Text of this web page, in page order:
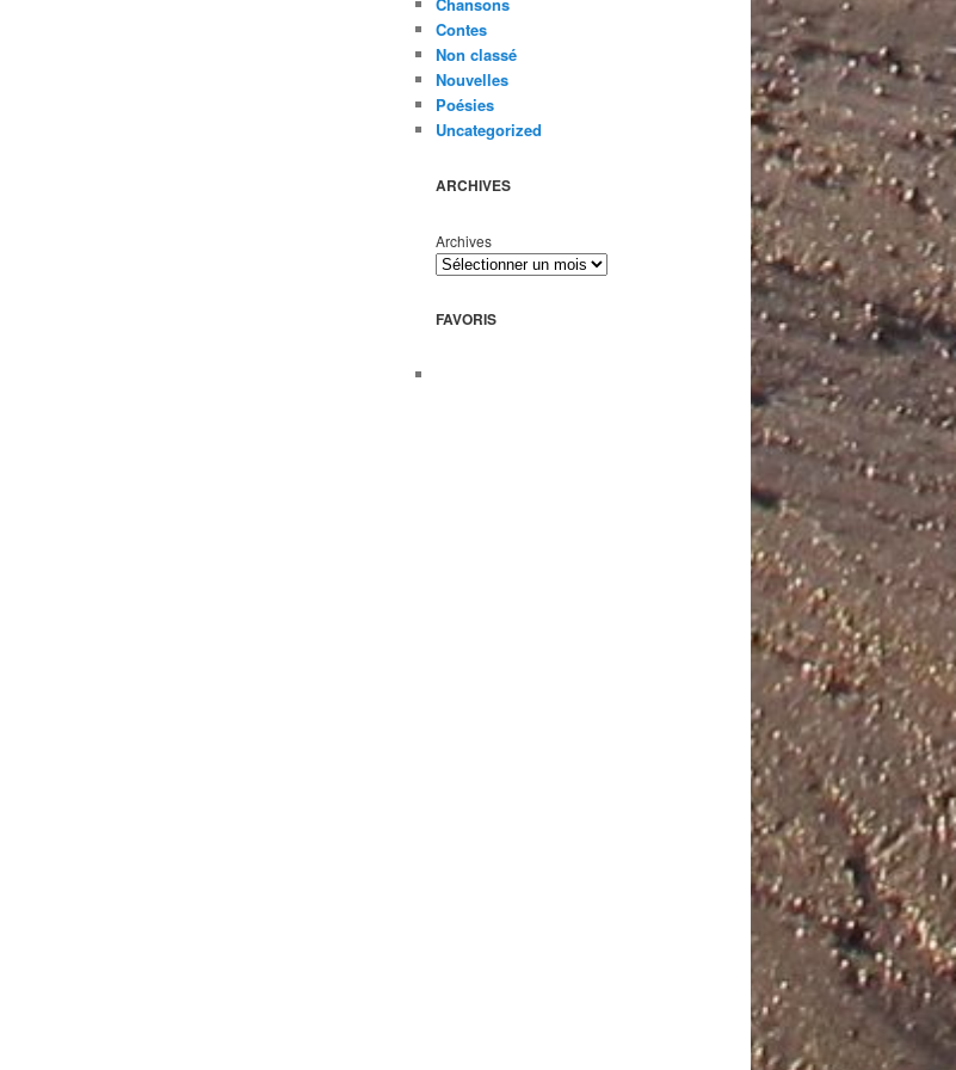
Contes
Non classé
Nouvelles
Poésies
Uncategorized
ARCHIVES
Archives
FAVORIS